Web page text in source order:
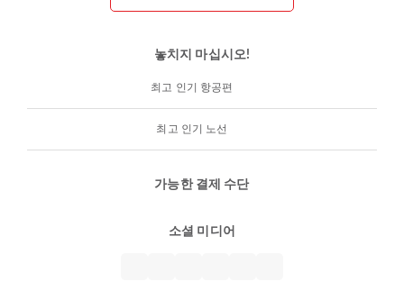
놓치지 마십시오!
최고 인기 항공편
최고 인기 노선
가능한 결제 수단
소셜 미디어